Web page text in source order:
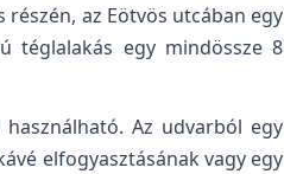
az Eötvös utcában egy
téglalakás egy mindössze 8
Az udvarból egy
elfogyasztásának vagy egy